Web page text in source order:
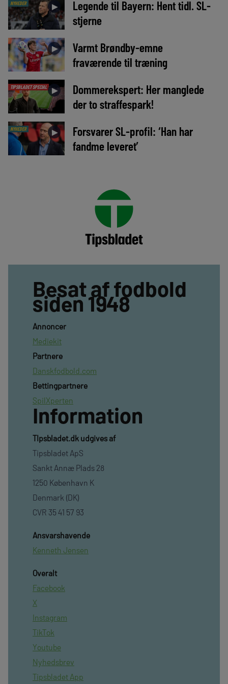
NYHEDER ►
Legende til Bayern: Hent tidl. SL-
stjerne
►
Varmt Brøndby-emne
fraværende til træning
TIPSBLADET SPECIAL ►
Dommerekspert: Her manglede
der to straffespark!
NYHEDER ►
Forsvarer SL-profil: ‘Han har
fandme leveret’
Besat af fodbold
siden 1948
Annoncer
Mediekit
Partnere
Danskfodbold.com
Bettingpartnere
SpilXperten
Information
TIpsbladet.dk udgives af
Tipsbladet ApS
Sankt Annæ Plads 28
1250 København K
Denmark (DK)
CVR 35 41 57 93
Ansvarshavende
Kenneth Jensen
Overalt
Facebook
X
Instagram
TikTok
Youtube
Nyhedsbrev
Tipsbladet App